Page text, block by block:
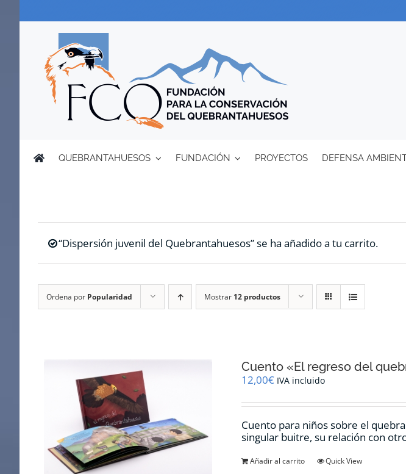
QUEBRANTAHUESOS FUNDACIÓN PROYECTOS DEFENSA
“Dispersión juvenil del Quebrantahuesos” se ha añadido a tu carrito.
Ordena por Popularidad Mostrar 12 productos
Cuento «El regreso del
12,00€ IVA incluido
Cuento para niños sobre el
singular buitre, su relación con
Añadir al carrito Quick View